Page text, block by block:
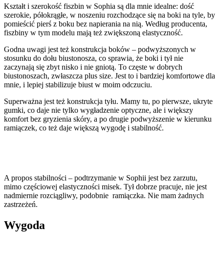
Kształt i szerokość fiszbin w Sophia są dla mnie idealne: dość
szerokie, półokrągłe, w noszeniu rozchodzące się na boki na tyle, by
pomieścić pierś z boku bez napierania na nią. Według producenta,
fiszbiny w tym modelu mają też zwiększoną elastyczność.
Godna uwagi jest też konstrukcja boków – podwyższonych w
stosunku do dołu biustonosza, co sprawia, że boki i tył nie
zaczynają się zbyt nisko i nie gniotą. To częste w dobrych
biustonoszach, zwłaszcza plus size. Jest to i bardziej komfortowe dla
mnie, i lepiej stabilizuje biust w moim odczuciu.
Superważna jest też konstrukcja tyłu. Mamy tu, po pierwsze, ukryte
gumki, co daje nie tylko wygładzenie optyczne, ale i większy
komfort bez gryzienia skóry, a po drugie podwyższenie w kierunku
ramiączek, co też daje większą wygodę i stabilność.
A propos stabilności – podtrzymanie w Sophii jest bez zarzutu,
mimo częściowej elastyczności misek. Tył dobrze pracuje, nie jest
nadmiernie rozciągliwy, podobnie ramiączka. Nie mam żadnych
zastrzeżeń.
Wygoda